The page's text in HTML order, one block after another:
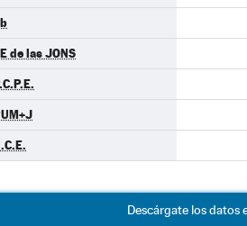
de las JONS
Descárgate los datos